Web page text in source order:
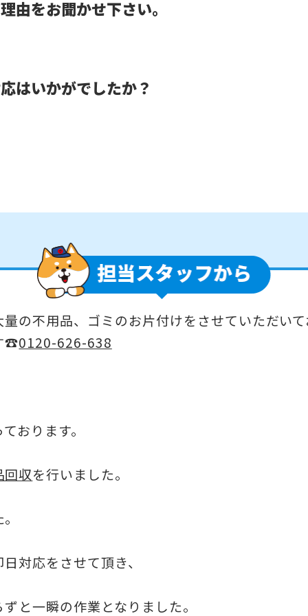
由をお聞かせ下さい。
はいかがでしたか？
の不用品、ゴミのお片付けをさせていただい
☎0120-626-638
おります。
回収を行いました。
対応をさせて頂き、
と一瞬の作業となりました。